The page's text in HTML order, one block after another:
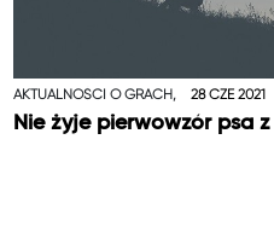
AKTUALNOŚCI O GRACH, 28 CZE 2021
Nie żyje pierwowzór psa